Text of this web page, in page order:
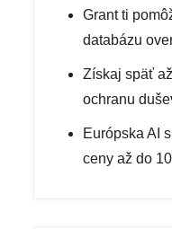
Grant ti
databázu
Získaj späť
ochranu
Európska AI
ceny až do